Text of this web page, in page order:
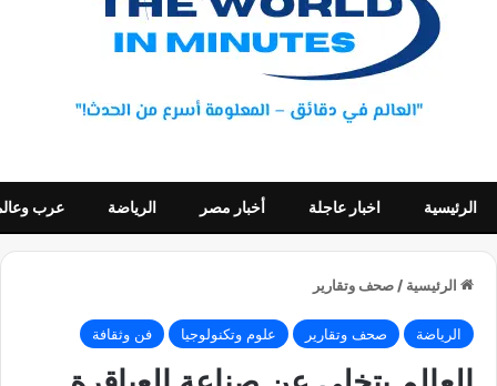
الرئيسية اخبار عاجلة أخبار مصر الرياضة عرب
الرئيسية / صحف وتقارير
الرياضة صحف وتقارير علوم وتكنولوجيا فن وثقافة